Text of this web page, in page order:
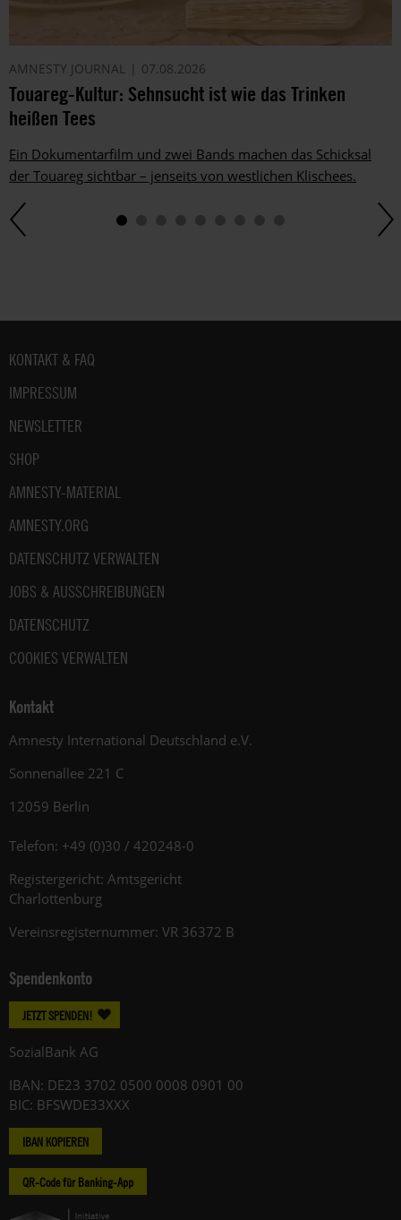
AMNESTY JOURNAL 07.08.2026
Touareg-Kultur: Sehnsucht ist wie das Trinken
heißen Tees
Ein Dokumentarfilm und zwei Bands machen das Schicksal
der Touareg sichtbar – jenseits von westlichen Klischees.
Fußbereich
KONTAKT & FAQ
IMPRESSUM
NEWSLETTER
SHOP
AMNESTY-MATERIAL
AMNESTY.ORG
DATENSCHUTZ VERWALTEN
JOBS & AUSSCHREIBUNGEN
DATENSCHUTZ
COOKIES VERWALTEN
Kontakt
Amnesty International Deutschland e.V.
Sonnenallee 221 C
12059 Berlin
Telefon: +49 (0)30 / 420248-0
Registergericht: Amtsgericht
Charlottenburg
Vereinsregisternummer: VR 36372 B
Spendenkonto
JETZT SPENDEN!
SozialBank AG
IBAN: DE23 3702 0500 0008 0901 00
BIC: BFSWDE33XXX
IBAN KOPIEREN
QR-Code für Banking-App